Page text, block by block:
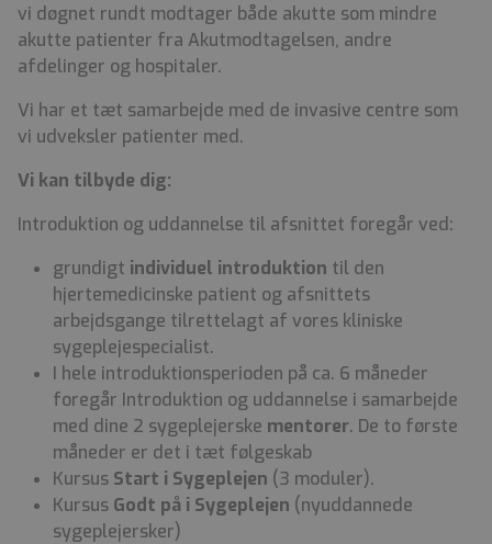
vi døgnet rundt modtager både akutte som mindre
akutte patienter fra Akutmodtagelsen, andre
afdelinger og hospitaler.
Vi har et tæt samarbejde med de invasive centre som
vi udveksler patienter med.
Vi kan tilbyde dig:
Introduktion og uddannelse til afsnittet foregår ved:
grundigt individuel introduktion til den
hjertemedicinske patient og afsnittets
arbejdsgange tilrettelagt af vores kliniske
sygeplejespecialist.
I hele introduktionsperioden på ca. 6 måneder
foregår Introduktion og uddannelse i samarbejde
med dine 2 sygeplejerske mentorer. De to første
måneder er det i tæt følgeskab
Kursus Start i Sygeplejen (3 moduler).
Kursus Godt på i Sygeplejen (nyuddannede
sygeplejersker)